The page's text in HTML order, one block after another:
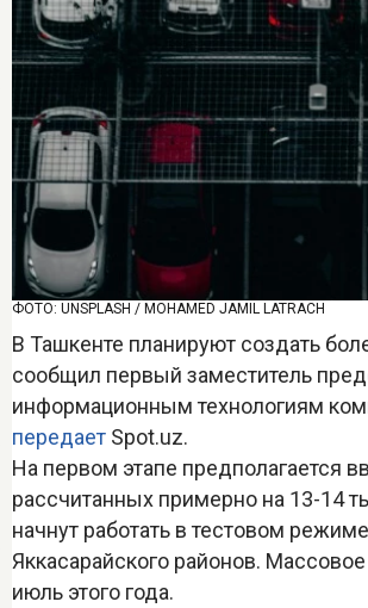
ФОТО: UNSPLASH / MOHAMED JAMIL LATRACH
В Ташкенте планируют создать
сообщил первый заместитель
информационным технологиям
передает Spot.uz.
На первом этапе предполагается
рассчитанных примерно на 13-14
начнут работать в тестовом
Яккасарайского районов.
июль этого года.